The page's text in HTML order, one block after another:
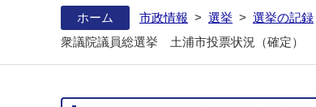
ホーム 市政情報 > 選挙 > 選挙の記録
衆議院議員総選挙 土浦市投票状況（確定）